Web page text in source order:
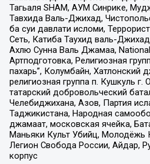
Тагьаля SHAM, АУМ Синрике,
Тавхида Валь-Джихад,
ба суи давлати исломи,
Сеть, Катиба Таухид валь-
Ахлю Сунна Валь Джамаа,
Артподготовка, Религиозная
пахарь”, Колумбайн, Хатлонский
религиозная группа п. Кушкуль
татарский добровольческий
Челебиджихана, Азов, Партия
Таджикистана, Народная
джамаат, московская ячейка,
Маньяки Культ Убийц, Молодёжь
Легион Свобода России, Айдар,
корпус